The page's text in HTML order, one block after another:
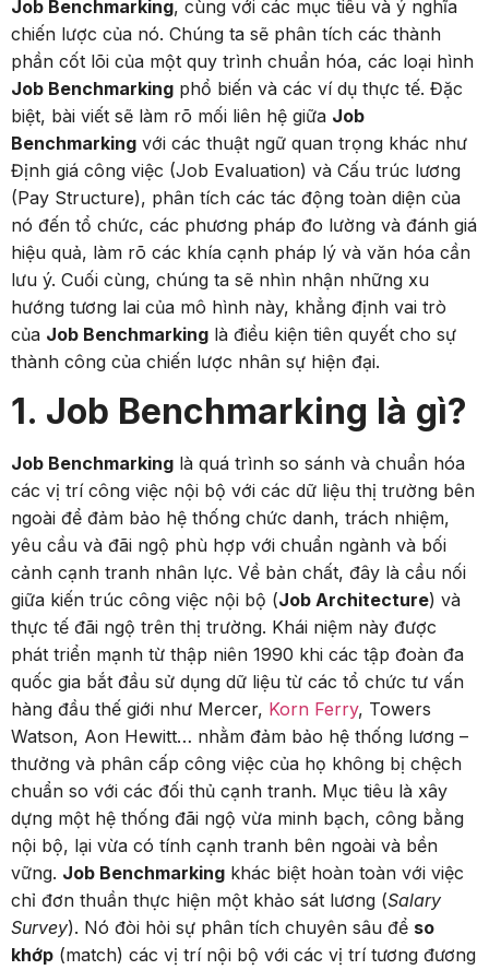
Job Benchmarking, cùng với các mục tiêu và ý nghĩa
chiến lược của nó. Chúng ta sẽ phân tích các thành
phần cốt lõi của một quy trình chuẩn hóa, các loại hình
Job Benchmarking phổ biến và các ví dụ thực tế. Đặc
biệt, bài viết sẽ làm rõ mối liên hệ giữa Job
Benchmarking với các thuật ngữ quan trọng khác như
Định giá công việc (Job Evaluation) và Cấu trúc lương
(Pay Structure), phân tích các tác động toàn diện của
nó đến tổ chức, các phương pháp đo lường và đánh giá
hiệu quả, làm rõ các khía cạnh pháp lý và văn hóa cần
lưu ý. Cuối cùng, chúng ta sẽ nhìn nhận những xu
hướng tương lai của mô hình này, khẳng định vai trò
của Job Benchmarking là điều kiện tiên quyết cho sự
thành công của chiến lược nhân sự hiện đại.
1. Job Benchmarking là gì?
Job Benchmarking là quá trình so sánh và chuẩn hóa
các vị trí công việc nội bộ với các dữ liệu thị trường bên
ngoài để đảm bảo hệ thống chức danh, trách nhiệm,
yêu cầu và đãi ngộ phù hợp với chuẩn ngành và bối
cảnh cạnh tranh nhân lực. Về bản chất, đây là cầu nối
giữa kiến trúc công việc nội bộ (Job Architecture) và
thực tế đãi ngộ trên thị trường. Khái niệm này được
phát triển mạnh từ thập niên 1990 khi các tập đoàn đa
quốc gia bắt đầu sử dụng dữ liệu từ các tổ chức tư vấn
hàng đầu thế giới như Mercer, Korn Ferry, Towers
Watson, Aon Hewitt… nhằm đảm bảo hệ thống lương –
thưởng và phân cấp công việc của họ không bị chệch
chuẩn so với các đối thủ cạnh tranh. Mục tiêu là xây
dựng một hệ thống đãi ngộ vừa minh bạch, công bằng
nội bộ, lại vừa có tính cạnh tranh bên ngoài và bền
vững. Job Benchmarking khác biệt hoàn toàn với việc
chỉ đơn thuần thực hiện một khảo sát lương (Salary
Survey). Nó đòi hỏi sự phân tích chuyên sâu để so
khớp (match) các vị trí nội bộ với các vị trí tương đương